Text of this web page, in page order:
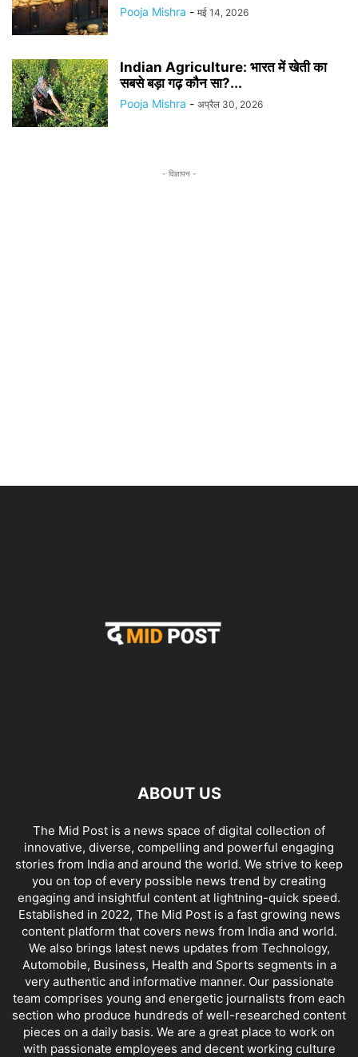
Pooja Mishra - मई 14, 2026
Indian Agriculture: भारत में खेती का
सबसे बड़ा गढ़ कौन सा?...
Pooja Mishra - अप्रैल 30, 2026
- विज्ञापन -
ABOUT US
The Mid Post is a news space of digital collection of
innovative, diverse, compelling and powerful engaging
stories from India and around the world. We strive to keep
you on top of every possible news trend by creating
engaging and insightful content at lightning-quick speed.
Established in 2022, The Mid Post is a fast growing news
content platform that covers news from India and world.
We also brings latest news updates from Technology,
Automobile, Business, Health and Sports segments in a
very authentic and informative manner. Our passionate
team comprises young and energetic journalists from each
section who produce hundreds of well-researched content
pieces on a daily basis. We are a great place to work on
with passionate employees and decent working culture